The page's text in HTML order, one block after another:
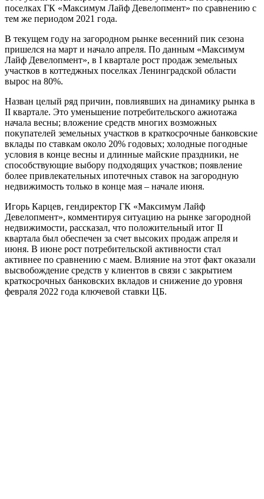
поселках ГК «Максимум Лайф Девелопмент» по сравнению с
тем же периодом 2021 года.
В текущем году на загородном рынке весенний пик сезона
пришелся на март и начало апреля. По данным «Максимум
Лайф Девелопмент», в I квартале рост продаж земельных
участков в коттеджных поселках Ленинградской области
вырос на 80%.
Назван целый ряд причин, повлиявших на динамику рынка в
II квартале. Это уменьшение потребительского ажиотажа
начала весны; вложение средств многих возможных
покупателей земельных участков в краткосрочные банковские
вклады по ставкам около 20% годовых; холодные погодные
условия в конце весны и длинные майские праздники, не
способствующие выбору подходящих участков; появление
более привлекательных ипотечных ставок на загородную
недвижимость только в конце мая – начале июня.
Игорь Карцев, гендиректор ГК «Максимум Лайф
Девелопмент», комментируя ситуацию на рынке загородной
недвижимости, рассказал, что положительный итог II
квартала был обеспечен за счет высоких продаж апреля и
июня. В июне рост потребительской активности стал
активнее по сравнению с маем. Влияние на этот факт оказали
высвобождение средств у клиентов в связи с закрытием
краткосрочных банковских вкладов и снижение до уровня
февраля 2022 года ключевой ставки ЦБ.